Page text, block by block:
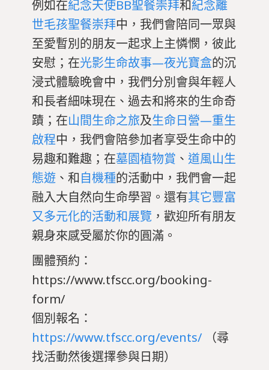
例如在紀念天使BB聖餐崇拜和紀念離
世毛孩聖餐崇拜中，我們會陪同一眾與
至愛暫別的朋友一起求上主憐憫，彼此
安慰；在光影生命故事—夜光寶盒的沉
浸式體驗晚會中，我們分別會與年輕人
和長者細味現在、過去和將來的生命奇
蹟；在山間生命之旅及生命日營—重生
啟程中，我們會陪參加者享受生命中的
易趣和難趣；在墓園植物賞 、 道風山生
態遊 、和自機種的活動中，我們會一起
融入大自然向生命學習。還有其它豐富
又多元化的活動和展覽 ，歡迎所有朋友
親身來感受屬於你的圓滿。
團體預約：
https://www.tfscc.org/booking-
form/
個別報名：
https://www.tfscc.org/events/ （尋
找活動然後選擇參與日期）